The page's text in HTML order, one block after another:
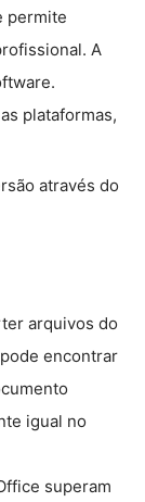
permite
A
plataformas,
através do
arquivos do
encontrar
igual no
superam